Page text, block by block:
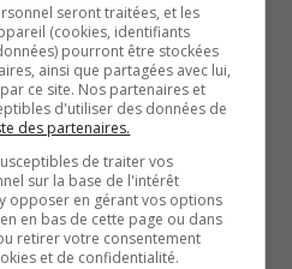
X
C’EST PROTÉGER NOTRE
ÉCONOMIE
seront traitées, et les
(cookies, identifiants
pourront être stockées
ainsi que partagées avec lui,
ce site. Nos partenaires et
d'utiliser des données de
des partenaires.
de traiter vos
sur la base de l'intérêt
opposer en gérant vos options
en bas de cette page ou dans
retirer votre consentement
et de confidentialité.